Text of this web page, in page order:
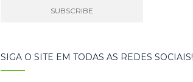
SIGA O SITE EM TODAS AS REDES SOCIAIS!